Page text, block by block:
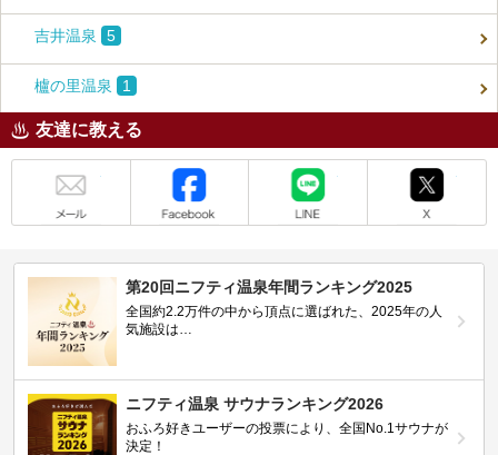
吉井温泉 5
櫨の里温泉 1
友達に教える
第20回ニフティ温泉年間ランキング2025
全国約2.2万件の中から頂点に選ばれた、2025年の人
気施設は…
ニフティ温泉 サウナランキング2026
おふろ好きユーザーの投票により、全国No.1サウナが
決定！